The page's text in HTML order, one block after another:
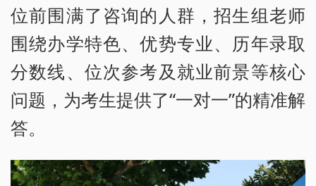
位前围满了咨询的人群，招生组老师
围绕办学特色、优势专业、历年录取
分数线、位次参考及就业前景等核心
问题，为考生提供了“一对一”的精准解
答。